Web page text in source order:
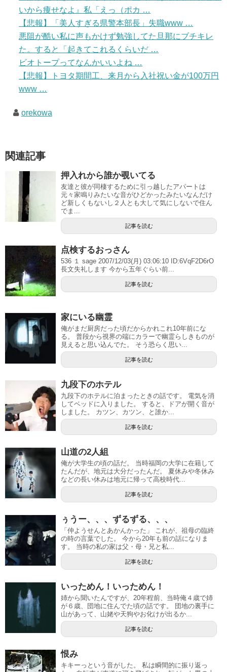
いから痩せなよ』私「えっ（ポカ …
【悲報】「美人すぎる県警本部長」失職www …
悪阻が酷い私に声もかけず勉強してた旦那にブチキレ
た。すると「起きてこれるくらいだ …
ビオトープってなんかいいよね …
【悲報】トヨタ期間工、来月から入社祝い金が100万円
www …
orekowa
関連記事
押入れから誰か覗いてる
友達と彼が同棲するために引っ越したアパートは
元々家鳴りみたいな音がひどかったみたいなんだけ
ど新しくもないし２人とも大して気にしないで住ん
でま...
記事を読む
点検するおっさん
536 １ sage 2007/12/03(月) 03:06:10 ID:6VqF2D6rO
長文失礼します 今から五年ぐらい前...
記事を読む
家にいる幽霊
俺がまだ厨房だった頃だからかれこれ10年前にな
る。 普段から視界の端にカラーで幽霊らしきものが
見えると思い込んでた。 そう恐らく思い...
記事を読む
九段下のホテル
九段下のホテルに泊まったときの話です。 電気を消
してベッドに入りました。 すると、ドアが開く音が
しました。 カツン、カツン、と誰か...
記事を読む
山道の2人組
俺が大学生の頃の話だ。 当時福岡の大学に在籍して
たんだが、地元は大分だったんだ。 夏休みや冬休み
などの長い休みは地元に帰って高校時代...
記事を読む
ぅうー、、、ずるずる、、、
「仲ようせんとあかんかった」 これが、祖母の臨終
の時の言葉でした。 今から20年も前の話になりま
す。 当時の私の家は父・母・兄と私...
記事を読む
いっためん！いっためん！
姉から聞いたんですが、20年程前、当時俺４歳で姉
が６歳、団地に住んでた頃の話です。 団地の裏手に
山があって、山姥や天狗やお化けが出るか...
記事を読む
恨み
キキーっという音がした。 私は瞬間的に振り返っ